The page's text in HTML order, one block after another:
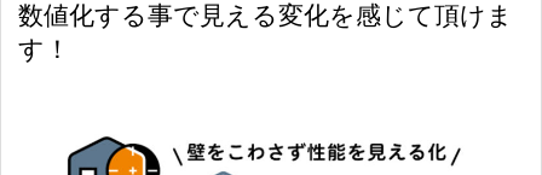
数値化する事で見える変化を感じて頂けま
す！